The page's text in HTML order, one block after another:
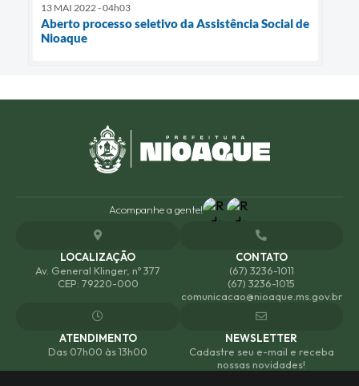
13 MAI 2022 - 04h03
Aberto processo seletivo da Assistência Social de
Nioaque
Acompanhe a gente!
LOCALIZAÇÃO
Av. General Klinger, nº 377
CEP: 79220-000
CONTATO
(67) 3236-1011
(67) 3236-1015
comunicacao@nioaque.ms.gov.br
ATENDIMENTO
Das 07h00 às 13h00
NEWSLETTER
Cadastre seu e-mail e receba
nossas novidades!